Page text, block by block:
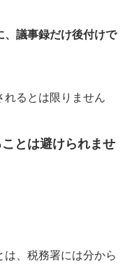
、議事録だけ後付けで
れるとは限りません
とは避けられませ
は、税務署には分から